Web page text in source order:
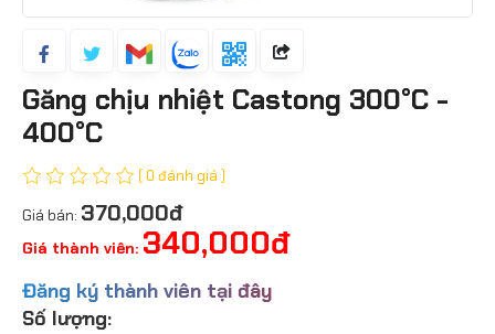
Găng chịu nhiệt Castong 300°C -
400°C
( 0 đánh giá )
Giá bán: 370,000đ
Giá thành viên: 340,000đ
Đăng ký thành viên tại đây
Số lượng: